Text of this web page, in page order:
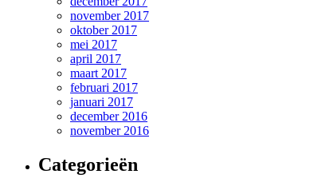
november 2017
oktober 2017
mei 2017
april 2017
maart 2017
februari 2017
januari 2017
december 2016
november 2016
Categorieën